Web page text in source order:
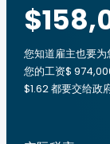
您知道雇主也要
您的工资$
$1.62 都要交给政府